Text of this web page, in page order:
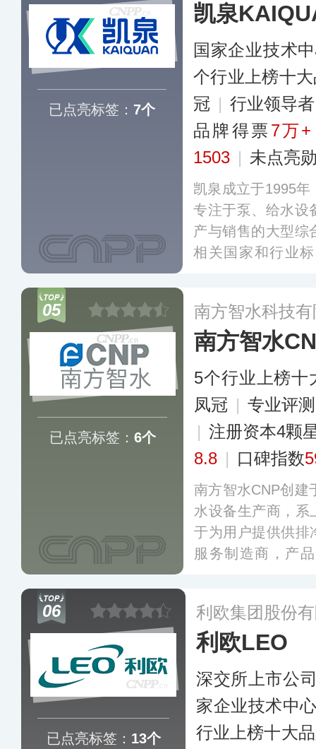
已点亮标签： 7个
凯泉
国家企业技术
个行业上榜十
冠 | 行业领导
品牌得票 7万+
1503 | 未点亮
凯泉成立于1995
专注于泵、给水设
产与销售的大型综
相关国家和行业
温机组、物联网消
等，在高效节能、
05
已点亮标签： 6个
南方智水科技
南方智水
5个行业上榜十
凤冠 | 专业评
| 注册资本4颗
8.8 | 口碑指数
南方智水CNP创建
水设备生产商，系
于为用户提供供排
服务制造商，产
一体化泵闸、一
设备等，在全国
06
已点亮标签： 13个
利欧集团股份
利欧LEO
深交所上市公
家企业技术中
行业上榜十大